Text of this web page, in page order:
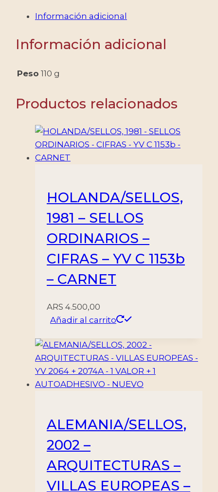
Información adicional
Información adicional
Peso 110 g
Productos relacionados
HOLANDA/SELLOS,
1981 – SELLOS
ORDINARIOS –
CIFRAS – YV C 1153b
– CARNET
ARS 4.500,00
Añadir al carrito
ALEMANIA/SELLOS,
2002 –
ARQUITECTURAS –
VILLAS EUROPEAS –